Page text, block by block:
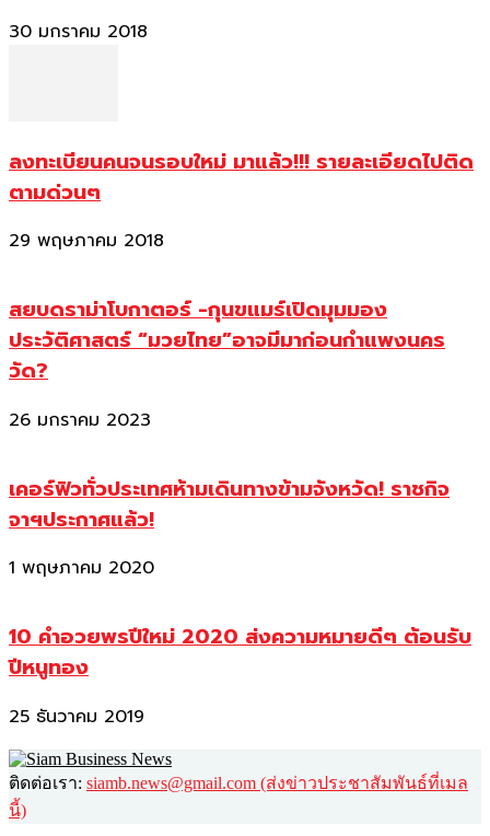
30 มกราคม 2018
ลงทะเบียนคนจนรอบใหม่ มาแล้ว!!! รายละเอียดไปติด
ตามด่วนๆ
29 พฤษภาคม 2018
สยบดราม่าโบกาตอร์ -กุนขแมร์เปิดมุมมอง
ประวัติศาสตร์ “มวยไทย”อาจมีมาก่อนกำแพงนคร
วัด?
26 มกราคม 2023
เคอร์ฟิวทั่วประเทศห้ามเดินทางข้ามจังหวัด! ราชกิจ
จาฯประกาศแล้ว!
1 พฤษภาคม 2020
10 คำอวยพรปีใหม่ 2020 ส่งความหมายดีๆ ต้อนรับ
ปีหนูทอง
25 ธันวาคม 2019
ติดต่อเรา: siamb.news@gmail.com (ส่งข่าวประชาสัมพันธ์ที่เมล
นี้)